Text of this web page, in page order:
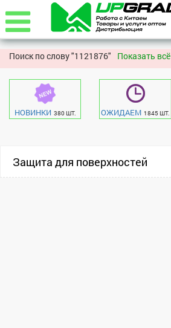
Поиск по слову "1121876" Показать всё
НОВИНКИ 380 ШТ. ОЖИДАЕМ 1845 ШТ.
Защита для поверхностей